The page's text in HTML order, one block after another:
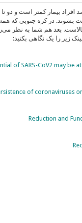
بیمار کمتر است و دو
بشوند. در کره جنوبی که
بعد هم شما به نظر
زیر را یک نگاهی بکنید:
of SARS-CoV2 may
of coronaviruses
Reduction and